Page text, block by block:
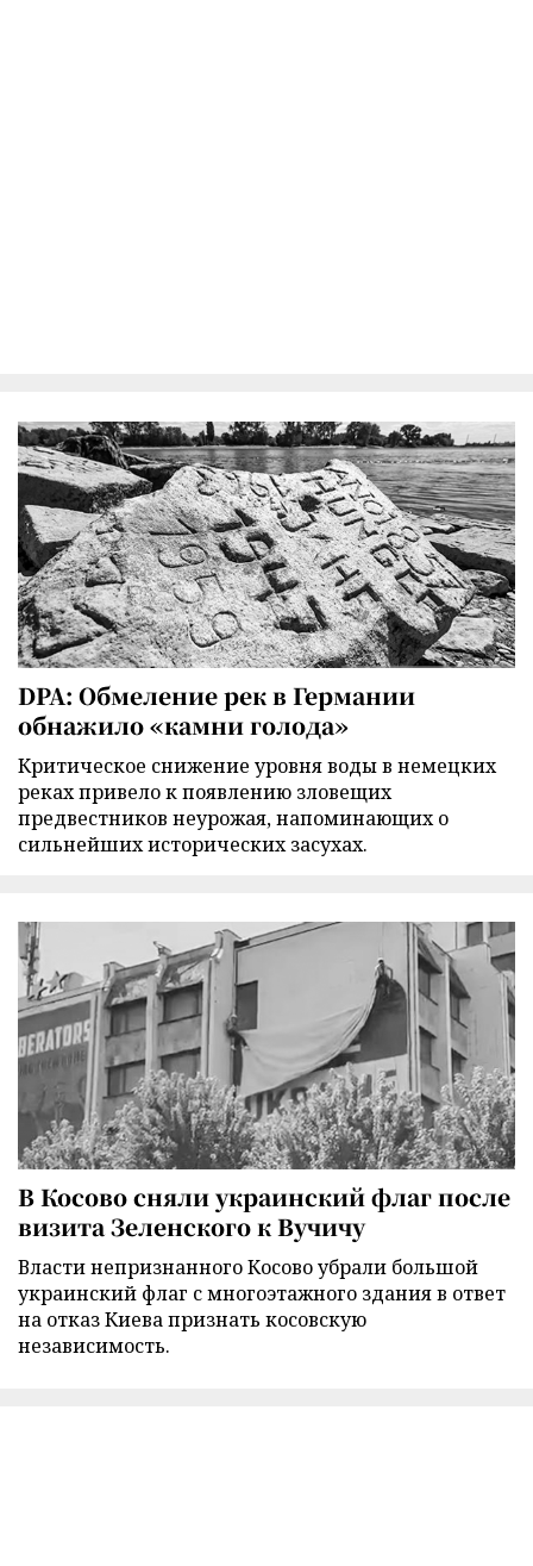
DPA: Обмеление рек в Германии
обнажило «камни голода»
Критическое снижение уровня воды в немецких
реках привело к появлению зловещих
предвестников неурожая, напоминающих о
сильнейших исторических засухах.
В Косово сняли украинский флаг после
визита Зеленского к Вучичу
Власти непризнанного Косово убрали большой
украинский флаг с многоэтажного здания в ответ
на отказ Киева признать косовскую
независимость.